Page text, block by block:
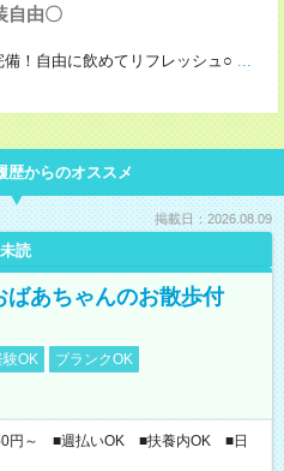
自由〇
！自由に飲めてリフレッシュ○ ...
歴からのオススメ
掲載日：2026.08.09
未読
ばあちゃんのお散歩付
験OK
ブランクOK
円～ ■週払いOK ■扶養内OK ■日